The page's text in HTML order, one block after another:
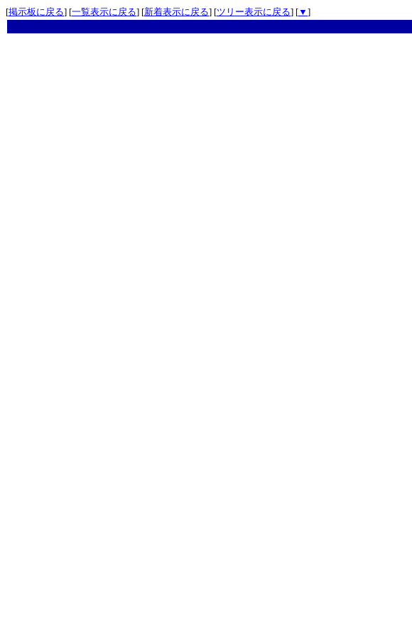
[掲示板に戻る] [一覧表示に戻る] [新着表示に戻る] [ツリー表示に戻る] [▼ ]